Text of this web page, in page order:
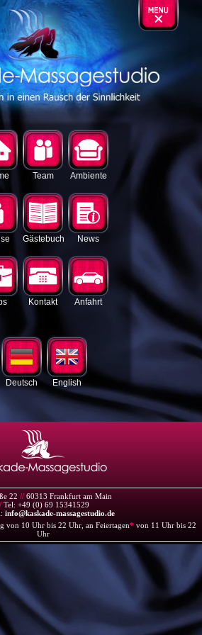
Team Ambiente
Gästebuch News
Kontakt Anfahrt
Deutsch English
22 // 60313 Frankfurt am Main
Tel: +49 (0) 69 15341529
info@kaskade-massagestudio.de
von 10 Uhr bis 22 Uhr, an Feiertagen* von 11 Uhr bis 22
Uhr